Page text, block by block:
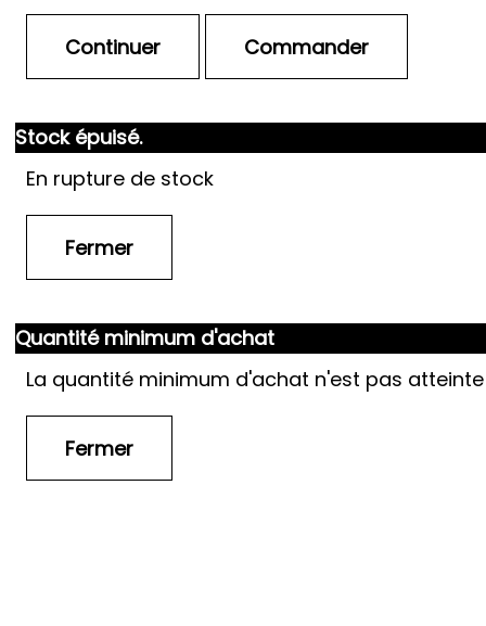
Stock épuisé.
En rupture de stock
Quantité minimum d'achat
La quantité minimum d'achat n'est pas atteinte